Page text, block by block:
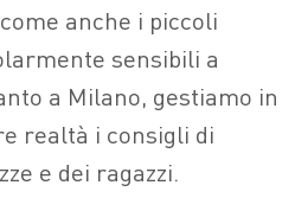
anche i piccoli
sensibili a
a Milano, gestiamo in
realtà i consigli di
e dei ragazzi.